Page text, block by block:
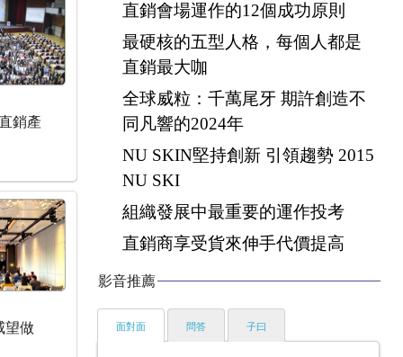
銷產
望做
直銷會場運作的12個成功原則
最硬核的五型人格，每個人都是
直銷最大咖
全球威粒：千萬尾牙 期許創造不
同凡響的2024年
NU SKIN堅持創新 引領趨勢 2015
NU SKI
組織發展中最重要的運作投考
直銷商享受貨來伸手代價提高
影音推薦
面對面 問答 子曰